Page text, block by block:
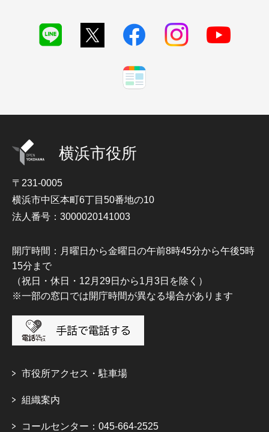
横浜市役所
〒231-0005
横浜市中区本町6丁目50番地の10
法人番号：3000020141003
開庁時間：月曜日から金曜日の午前8時45分から午後5時
15分まで
（祝日・休日・12月29日から1月3日を除く）
※一部の窓口では開庁時間が異なる場合があります
市役所アクセス・駐車場
組織案内
コールセンター：045-664-2525